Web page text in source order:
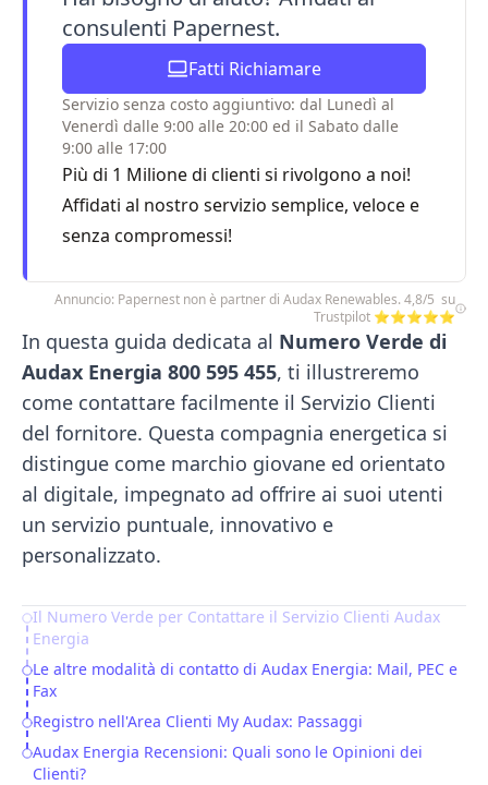
consulenti Papernest.
Fatti Richiamare
Servizio senza costo aggiuntivo: dal Lunedì al
Venerdì dalle 9:00 alle 20:00 ed il Sabato dalle
9:00 alle 17:00
Più di 1 Milione di clienti si rivolgono a noi!
Affidati al nostro servizio semplice, veloce e
senza compromessi!
Annuncio: Papernest non è partner di Audax Renewables. 4,8/5 su
Trustpilot ⭐⭐⭐⭐⭐
In questa guida dedicata al Numero Verde di
Audax Energia 800 595 455, ti illustreremo
come contattare facilmente il Servizio Clienti
del fornitore. Questa compagnia energetica si
distingue come marchio giovane ed orientato
al digitale, impegnato ad offrire ai suoi utenti
un servizio puntuale, innovativo e
personalizzato.
Table of Contents
Il Numero Verde per Contattare il Servizio Clienti Audax
Energia
Le altre modalità di contatto di Audax Energia: Mail, PEC e
Fax
Registro nell'Area Clienti My Audax: Passaggi
Audax Energia Recensioni: Quali sono le Opinioni dei
Clienti?